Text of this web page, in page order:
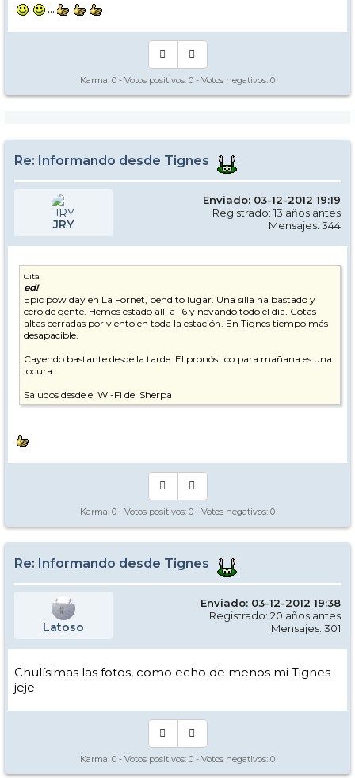
...
Karma: 0 - Votos positivos: 0 - Votos negativos: 0
Re: Informando desde Tignes
JRY
Enviado: 03-12-2012 19:19
Registrado: 13 años antes
Mensajes: 344
Cita
ed!
Epic pow day en La Fornet, bendito lugar. Una silla ha bastado y
cero de gente. Hemos estado allí a -6 y nevando todo el día. Cotas
altas cerradas por viento en toda la estación. En Tignes tiempo más
desapacible.
Cayendo bastante desde la tarde. El pronóstico para mañana es una
locura.
Saludos desde el Wi-Fi del Sherpa
Karma: 0 - Votos positivos: 0 - Votos negativos: 0
Re: Informando desde Tignes
Latoso
Enviado: 03-12-2012 19:38
Registrado: 20 años antes
Mensajes: 301
Chulísimas las fotos, como echo de menos mi Tignes
jeje
Karma: 0 - Votos positivos: 0 - Votos negativos: 0